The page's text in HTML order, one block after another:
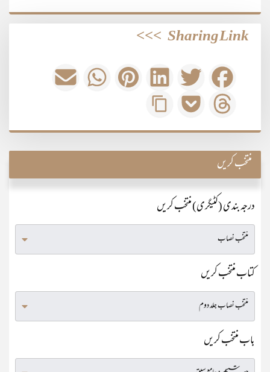
Sharing Link
>>>
منتخب کریں
درجہ بندی (کٹیگری) منتخب کریں
کتاب منتخب کریں
باب منتخب کریں